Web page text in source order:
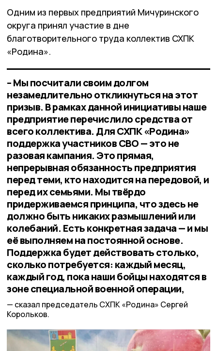
Одним из первых предприятий Мичуринского
округа принял участие в дне
благотворительного труда коллектив СХПК
«Родина».
– Мы посчитали своим долгом
незамедлительно откликнуться на этот
призыв. В рамках данной инициативы наше
предприятие перечислило средства от
всего коллектива. Для СХПК «Родина»
поддержка участников СВО — это не
разовая кампания. Это прямая,
непрерывная обязанность предприятия
перед теми, кто находится на передовой, и
перед их семьями. Мы твёрдо
придерживаемся принципа, что здесь не
должно быть никаких размышлений или
колебаний. Есть конкретная задача — и мы
её выполняем на постоянной основе.
Поддержка будет действовать столько,
сколько потребуется: каждый месяц,
каждый год, пока наши бойцы находятся в
зоне специальной военной операции,
сказал председатель СХПК «Родина» Сергей
Корольков.